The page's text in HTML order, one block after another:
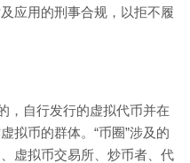
应用的刑事合规，以拒不履
，自行发行的虚拟代币并在
拟币的群体。“币圈”涉及的
虚拟币交易所、炒币者、代